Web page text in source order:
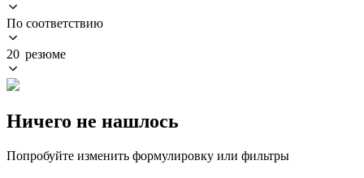
По соответствию
20 резюме
Ничего не нашлось
Попробуйте изменить формулировку или фильтры